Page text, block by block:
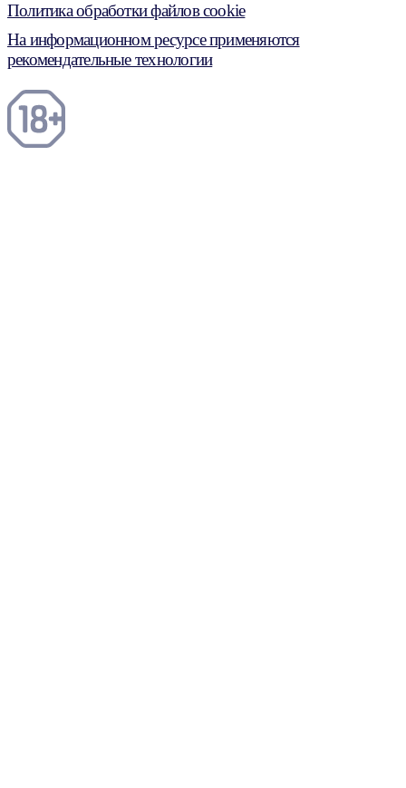
Политика обработки файлов cookie
На информационном ресурсе применяются
рекомендательные технологии